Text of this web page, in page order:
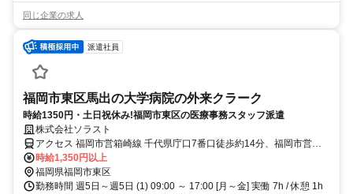
同じ企業の求人
派遣社員
福岡市東区馬出の大学病院の外来クラーク
時給1350円・土日祝休み!福岡市東区の医療事務スタッフ派遣
株式会社ソラスト
アクセス 福岡市営箱崎線 千代県庁口7番口徒歩約14分、福岡市営箱
崎線 箱崎宮前2番口徒歩約15分、福岡市営箱崎線 馬出九大病院前1番
口徒歩約16分
時給1,350円以上
福岡県福岡市東区
勤務時間 週5日～週5日 (1) 09:00 ～ 17:00 [月～金] 実働 7h / 休憩 1h